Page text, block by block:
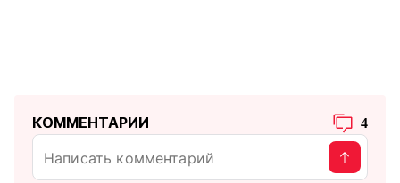
КОММЕНТАРИИ 4